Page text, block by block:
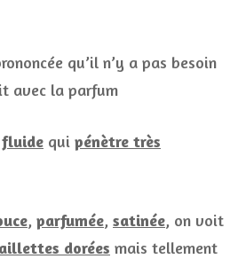
qu’il n’y a pas besoin
avec la parfum
qui pénètre très
, parfumée, satinée, on voit
dorées mais tellement